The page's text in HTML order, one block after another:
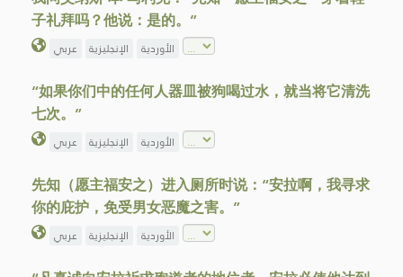
子礼拜吗？他说：是的。”
عربي الإنجليزية الأوردية
“如果你们中的任何人器皿被狗喝过水，就当将它清洗
七次。”
عربي الإنجليزية الأوردية
先知（愿主福安之）进入厕所时说：“安拉啊，我寻求
你的庇护，免受男女恶魔之害。”
عربي الإنجليزية الأوردية